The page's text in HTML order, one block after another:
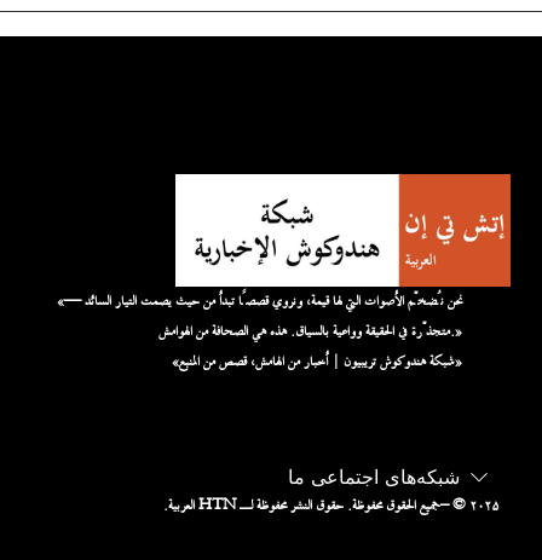
شبکه‌های اجتماعی ما
– © ۲۰۲۵جميع الحقوق محفوظة. حقوق النشر محفوظة لـ HTN العربية.
«نحن نُضخّم الأصوات التي لها قيمة، ونروي قصصًا تبدأ من حيث يصمت التيار السائد —
متجذّرة في الحقيقة وواعية بالسياق. هذه هي الصحافة من الهوامش.»
«شبكة هندوكوش تريبيون | أخبار من الهامش، قصص من المنبع»